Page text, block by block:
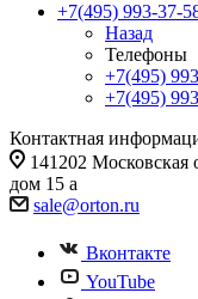
+7(495) 993-37-
Назад
Телефоны
+7(495)
+7(495)
Контактная
141202 Московская
дом 15 а
sale@orton.ru
Вконтакте
YouTube